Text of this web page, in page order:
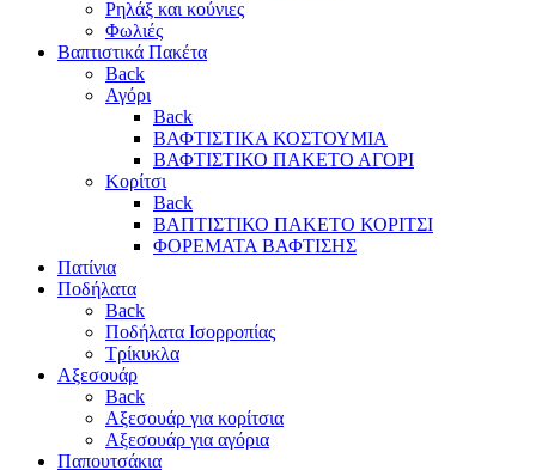
Ρηλάξ και κούνιες
Φωλιές
Βαπτιστικά Πακέτα
Back
Αγόρι
Back
ΒΑΦΤΙΣΤΙΚΑ ΚΟΣΤΟΥΜΙΑ
ΒΑΦΤΙΣΤΙΚΟ ΠΑΚΕΤΟ ΑΓΟΡΙ
Κορίτσι
Back
ΒΑΠΤΙΣΤΙΚΟ ΠΑΚΕΤΟ ΚΟΡΙΤΣΙ
ΦΟΡΕΜΑΤΑ ΒΑΦΤΙΣΗΣ
Πατίνια
Ποδήλατα
Back
Ποδήλατα Ισορροπίας
Τρίκυκλα
Αξεσουάρ
Back
Αξεσουάρ για κορίτσια
Αξεσουάρ για αγόρια
Παπουτσάκια